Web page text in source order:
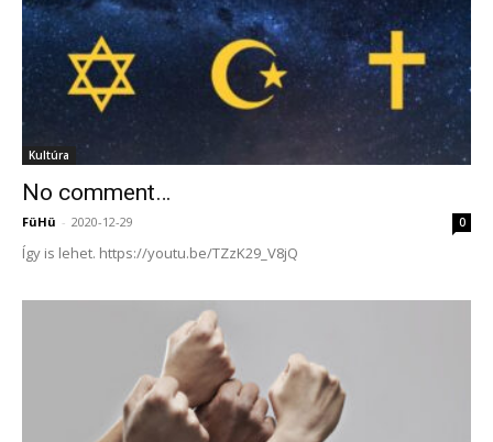
Kultúra
No comment…
FüHü - 2020-12-29 0
Így is lehet. https://youtu.be/TZzK29_V8jQ